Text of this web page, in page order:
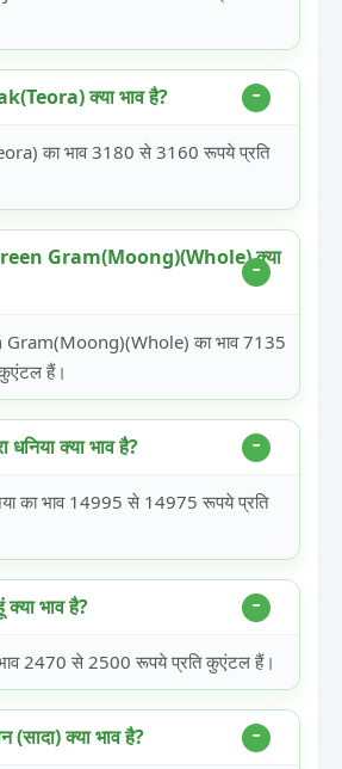
क्या भाव है?
का भाव 3180 से 3160 रूपये प्रति
Gram(Moong)(Whole) क्या
का भाव 7135
हैं।
धनिया क्या भाव है?
का भाव 14995 से 14975 रूपये प्रति
भाव है?
2470 से 2500 रूपये प्रति कुएंटल हैं।
(सादा) क्या भाव है?